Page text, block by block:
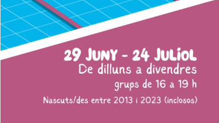
Reparcel·lació del Bosc del Misser
Modificació Puntual del Pla General d’Ordenació de la zona esportiva de Collbató
Urbanisme - Avantprojecte reforma i ampliació A2
Projecte d’ordenança d’edificació i ús del sòl de l’Ajuntament de Collbató
ORDENANÇA REGULADORA TERRASSES DE BAR I MOBILIARI
Programa de Participació 2012
Consultori Mèdic Local
Equipaments
Centres educatius
Menjar, dormir i comprar
Empreses i comerços
Subministraments
Festes i tradicions
Rutes i camins
Mercats i Fires
Personatges il·lustres
Llocs d'interès
Horari de visites guiades
Preus
Condicions
Més informació
Localització